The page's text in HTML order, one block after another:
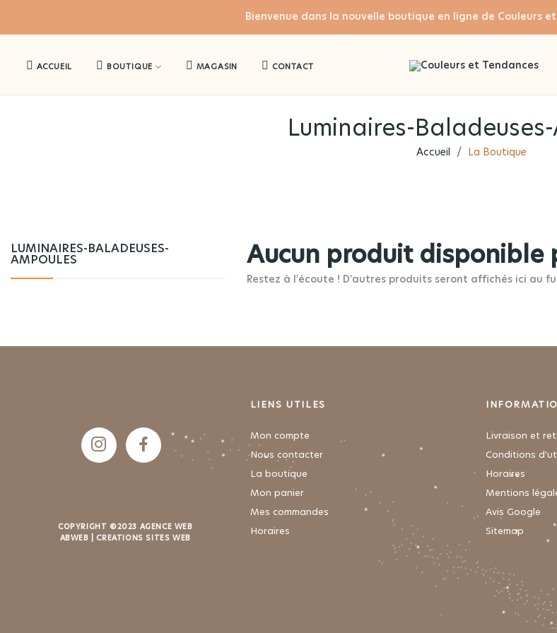
Bienvenue dans la nouvelle boutique en ligne de
ACCUEIL BOUTIQUE MAGASIN CONTACT
Luminaires-
Accueil La Boutique
LUMINAIRES-BALADEUSES-
AMPOULES
Aucun produit disponible
Restez à l'écoute ! D'autres produits seront affichés ici au
COPYRIGHT ©2023 AGENCE WEB
ABWEB
| CREATIONS SITES WEB
LIENS UTILES
Mon compte
Nous contacter
La boutique
Mon panier
Mes commandes
Horaires
Livraison et
Conditions
Horaires
Mentions
Avis Google
Sitemap